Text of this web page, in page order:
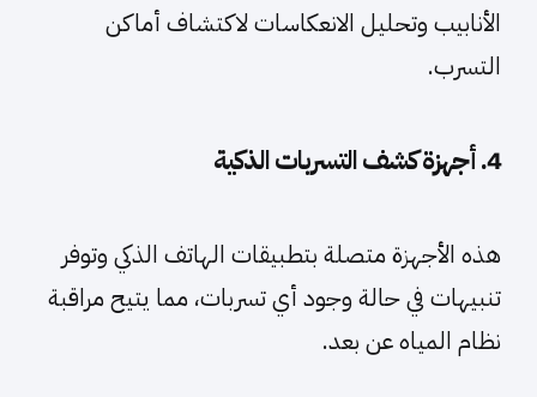
الأنابيب وتحليل الانعكاسات لاكتشاف أماكن
التسرب.
4. أجهزة كشف التسربات الذكية
هذه الأجهزة متصلة بتطبيقات الهاتف الذكي وتوفر
تنبيهات في حالة وجود أي تسربات، مما يتيح مراقبة
نظام المياه عن بعد.